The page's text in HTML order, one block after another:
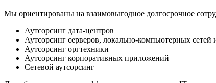
Мы ориентированы на взаимовыгодное долгосрочное
Аутсорсинг дата-центров
Аутсорсинг серверов, локально-компьютерных
Аутсорсинг оргтехники
Аутсорсинг корпоративных приложений
Сетевой аутсорсинг